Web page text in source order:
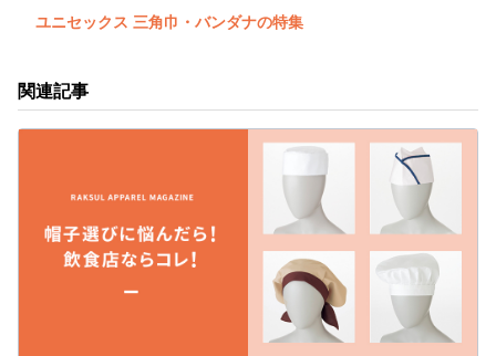
ユニセックス 三角巾・バンダナの特集
関連記事